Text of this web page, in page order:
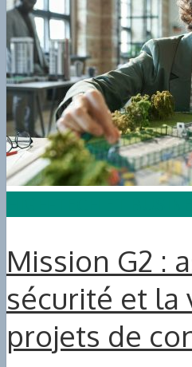
Mission G2 :
sécurité et la
projets de